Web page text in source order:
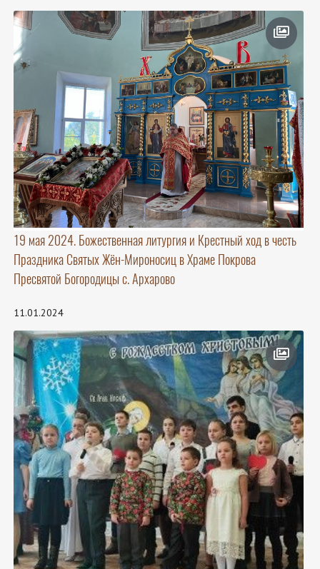
19 мая 2024. Божественная литургия и Крестный ход в честь
Праздника Святых Жён-Мироносиц в Храме Покрова
Пресвятой Богородицы с. Архарово
11.01.2024